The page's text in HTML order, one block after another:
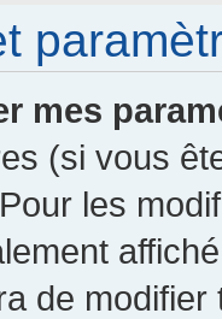
mes
(si vous
les
de